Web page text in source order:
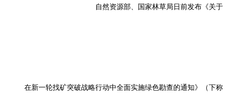
自然资源部、国家林草局日前发布《关于
在新一轮找矿突破战略行动中全面实施绿色勘查的通知》（下称